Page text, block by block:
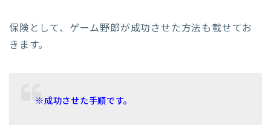
保険として、ゲーム野郎が成功させた方法も載せてお
きます。
※成功させた手順です。